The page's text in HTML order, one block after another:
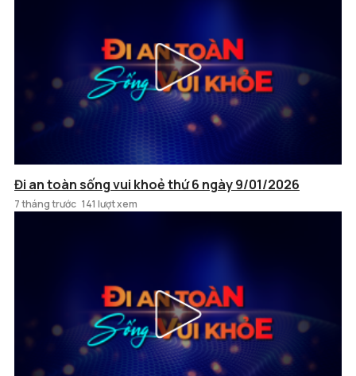
Đi an toàn sống vui khoẻ thứ 6 ngày 9/01/2026
7 tháng trước 141 lượt xem